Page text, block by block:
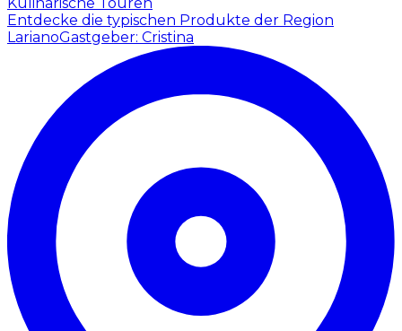
Entdecke die typischen Produkte der Region
LarianoGastgeber: Cristina